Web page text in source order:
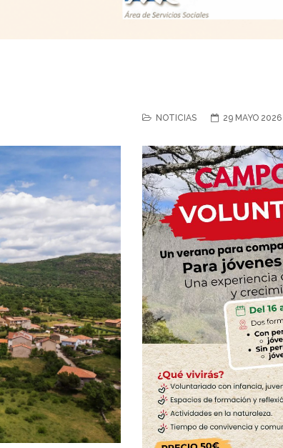
NOTICIAS 29 MAYO 2026